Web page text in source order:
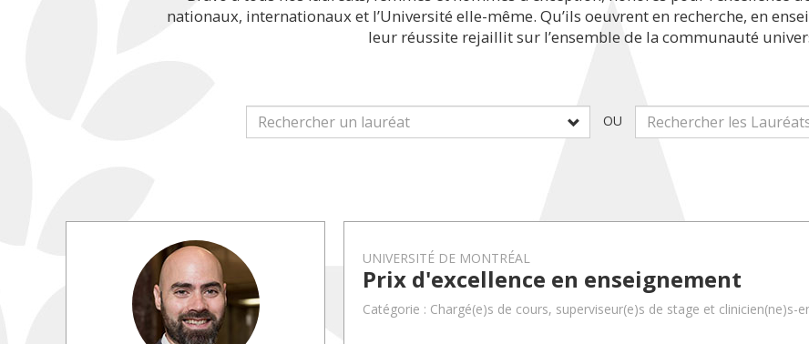
nationaux, internationaux et l’Université elle-même. Qu’ils oeuvrent en recherche, en
leur réussite rejaillit sur l’ensemble de la communauté
OU
UNIVERSITÉ DE MONTRÉAL
Prix d'excellence en enseignement
Catégorie : Chargé(e)s de cours, superviseur(e)s de stage et clinicien(ne)s-